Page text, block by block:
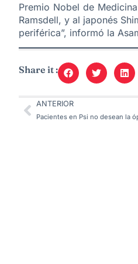
Premio Nobel de
Ramsdell, y al japonés
periférica”, informó la
Share it :
ANTERIOR
Pacientes en Psi no desean la